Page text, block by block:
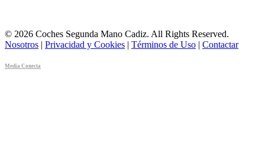
© 2026 Coches Segunda Mano Cadiz. All Rights Reserved.
Nosotros | Privacidad y Cookies | Términos de Uso | Contactar
Media Conecta